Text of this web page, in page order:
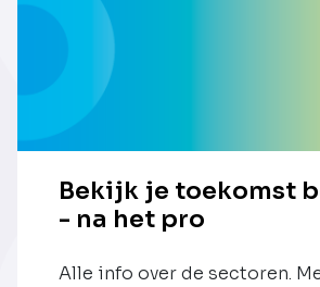
Bekijk je toekomst
- na het pro
Alle info over de sectoren.